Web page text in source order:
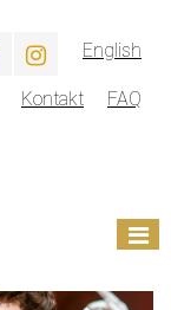
English
Kontakt FAQ